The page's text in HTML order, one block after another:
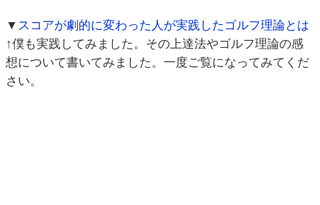
▼ スコアが劇的に変わった人が実践したゴルフ理論とは
↑僕も実践してみました。その上達法やゴルフ理論の感
想について書いてみました。一度ご覧になってみてくだ
さい。